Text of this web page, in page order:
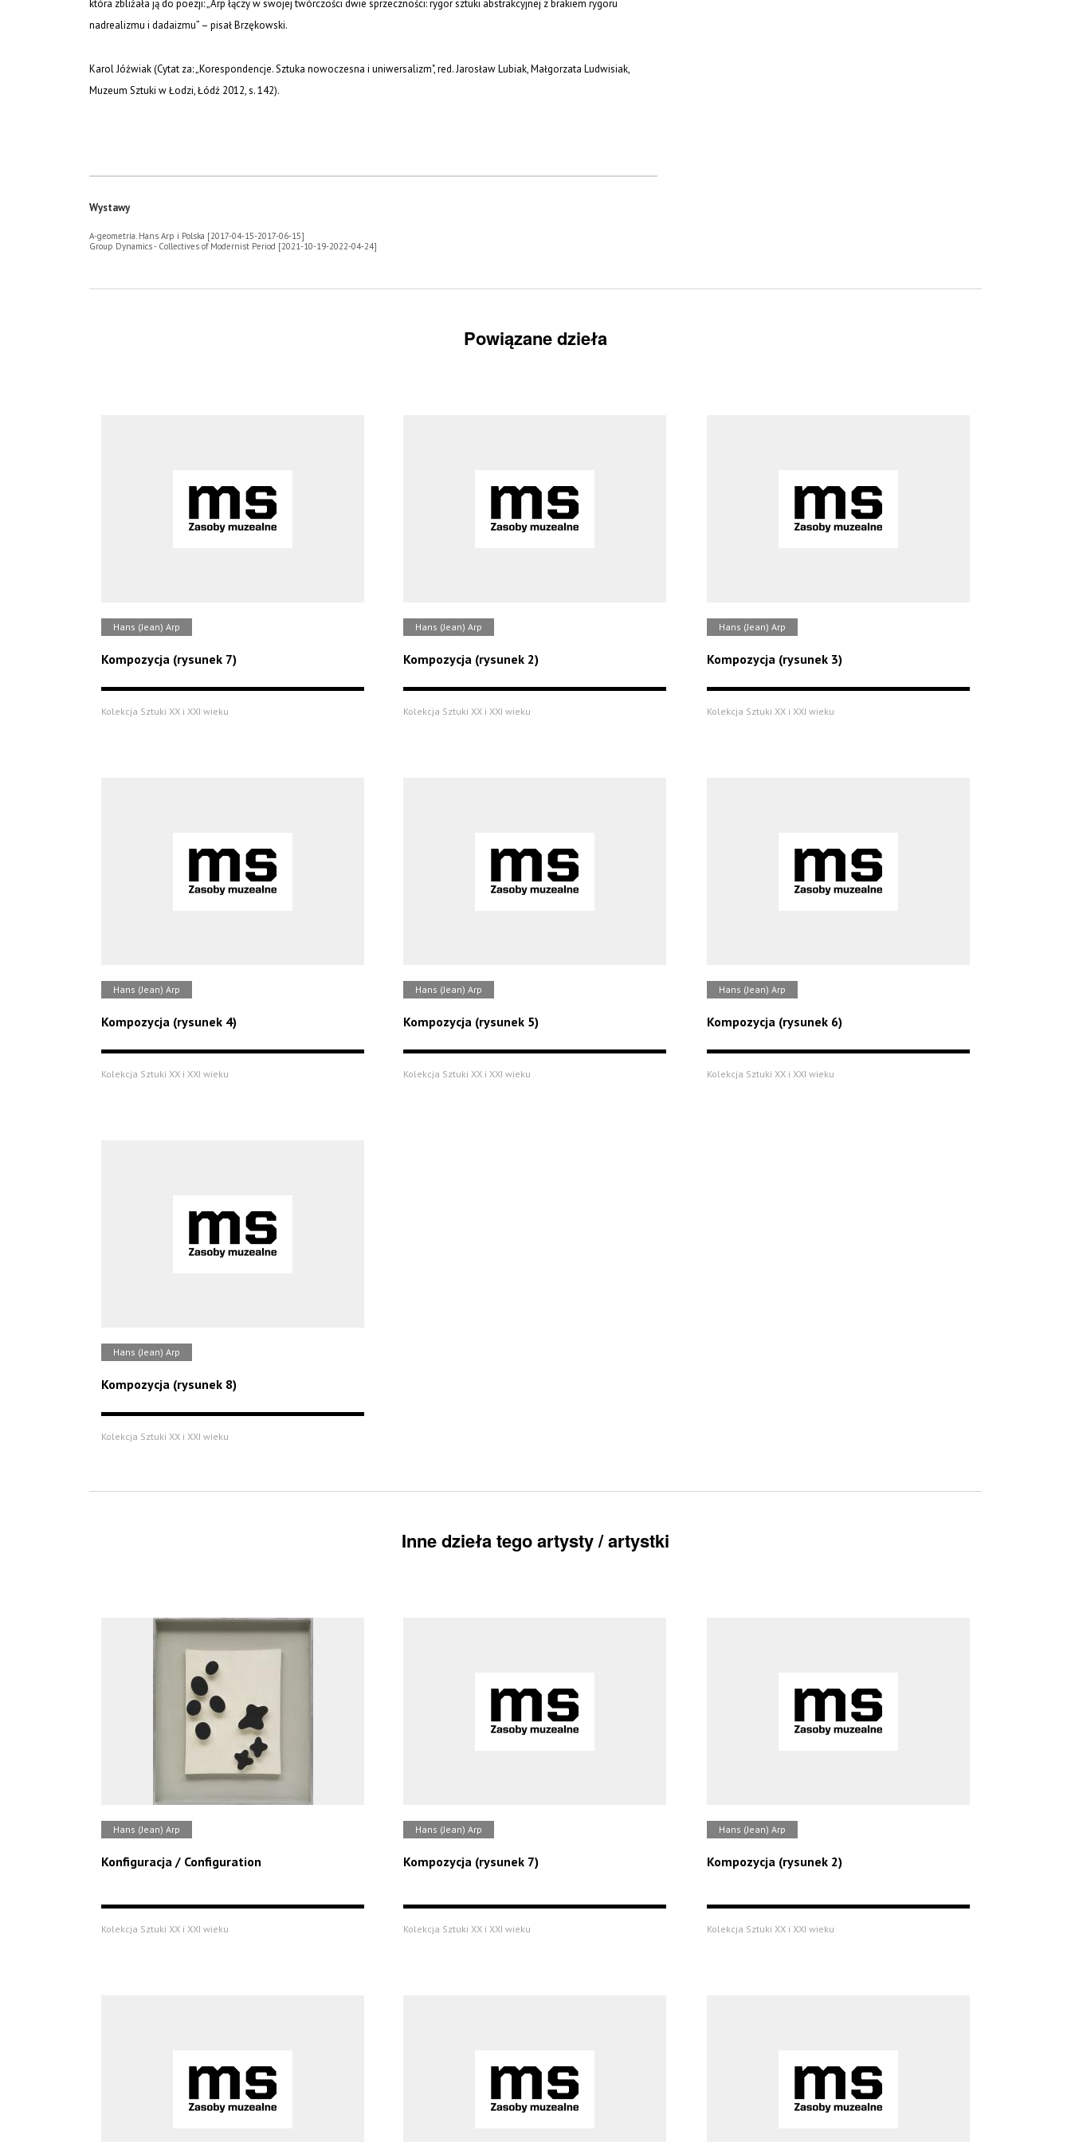
która zbliżała ją do poezji: „Arp łączy w swojej twórczości dwie sprzeczności: rygor sztuki abstrakcyjnej z brakiem rygoru
nadrealizmu i dadaizmu” – pisał Brzękowski.
Karol Jóźwiak (Cytat za: „Korespondencje. Sztuka nowoczesna i uniwersalizm", red. Jarosław Lubiak, Małgorzata Ludwisiak,
Muzeum Sztuki w Łodzi, Łódź 2012, s. 142).
Wystawy
A-geometria. Hans Arp i Polska [2017-04-15-2017-06-15]
Group Dynamics - Collectives of Modernist Period [2021-10-19-2022-04-24]
Powiązane dzieła
Hans (Jean) Arp
Kompozycja (rysunek 7)
Kolekcja Sztuki XX i XXI wieku
Hans (Jean) Arp
Kompozycja (rysunek 2)
Kolekcja Sztuki XX i XXI wieku
Hans (Jean) Arp
Kompozycja (rysunek 3)
Kolekcja Sztuki XX i XXI wieku
Hans (Jean) Arp
Kompozycja (rysunek 4)
Kolekcja Sztuki XX i XXI wieku
Hans (Jean) Arp
Kompozycja (rysunek 5)
Kolekcja Sztuki XX i XXI wieku
Hans (Jean) Arp
Kompozycja (rysunek 6)
Kolekcja Sztuki XX i XXI wieku
Hans (Jean) Arp
Kompozycja (rysunek 8)
Kolekcja Sztuki XX i XXI wieku
Inne dzieła tego artysty / artystki
Hans (Jean) Arp
Konfiguracja / Configuration
Kolekcja Sztuki XX i XXI wieku
Hans (Jean) Arp
Kompozycja (rysunek 7)
Kolekcja Sztuki XX i XXI wieku
Hans (Jean) Arp
Kompozycja (rysunek 2)
Kolekcja Sztuki XX i XXI wieku